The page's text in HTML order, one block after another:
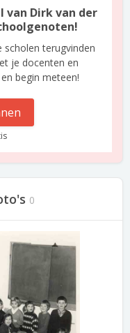
Dirk van der
scholen terugvinden
je docenten en
begin meteen!
0